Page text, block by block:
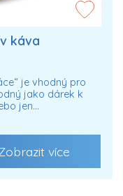
káva
je vhodný pro
jako dárek k
jen…
více